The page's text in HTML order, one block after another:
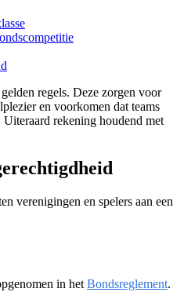
regels. Deze zorgen voor
en voorkomen dat teams
rekening houdend met
verenigingen en spelers aan een
in het Bondsreglement.